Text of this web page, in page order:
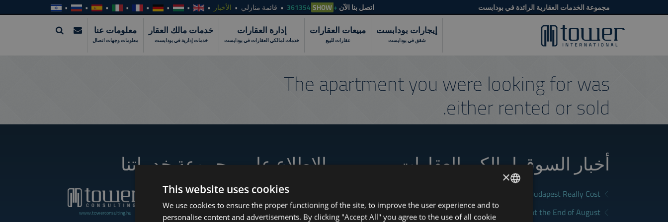
مجموعة الخدمات العقارية الرائدة في بودابست اتصل بنا الآن +361354
SHOW قائمة منازلي الأخبار
إيجارات بودابست
شقق في بودابست
مبيعات العقارات
عقارات للبيع
إدارة العقارات
خدمات لمالكي العقارات في بودابست
خدمات مالك العقار
خدمات إدارية في بودابست
معلومات عنا
معلومات وجهات اتصال
The apartment you were looking for was
either rented or sold.
أخبار السوق لمالكي العقارات
What Does Renting in Budapest Really Cost?
How to Still Find a Good Rental in Budapest at the End of August
الاطلاع على مجموعة خدماتنا
www.tower-investments.com
www.towerassistance.com
www.towerconsulting.hu
ENGLISH
HUNGARIAN
×
This website uses cookies
We use cookies to ensure the proper functioning of the site, to improve the user experience and to
personalise content and advertisements. By clicking "Accept All" you agree to the use of all cookie